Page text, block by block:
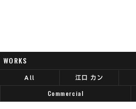
WORKS
All 江口 カン
Commercial